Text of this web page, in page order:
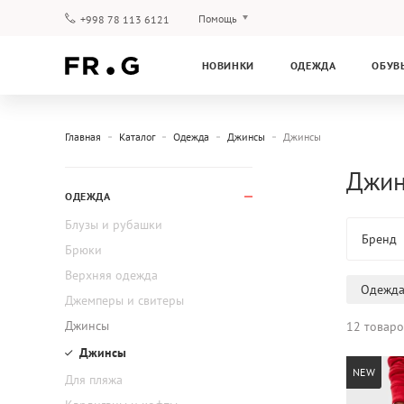
+998 78 113 6121 Помощь
Гарантия
НОВИНКИ ОДЕЖДА
Главная Каталог Одежда Джинсы Джинсы
ОДЕЖДА
Блузы и рубашки
Брюки
Верхняя одежда
Джемперы и свитеры
Джинсы
Джинсы
Для пляжа
Бренд
Одежда
12
NEW